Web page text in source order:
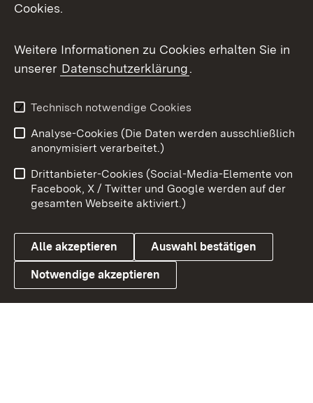
X / Twitter
Youtube
Link zum Landesportal
Impressum
Kontakt
Barrierefreiheit
Datenschutz
Cookies
Cookies.
Weitere Informationen zu Cookies erhalten Sie in
unserer Datenschutzerklärung.
Technisch notwendige Cookies
Analyse-Cookies (Die Daten werden ausschließlich
anonymisiert verarbeitet.)
Drittanbieter-Cookies (Social-Media-Elemente von
Facebook, X / Twitter und Google werden auf der
gesamten Webseite aktiviert.)
Alle akzeptieren Auswahl bestätigen
Notwendige akzeptieren